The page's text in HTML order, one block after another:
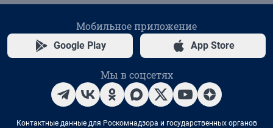
Мобильное приложение
Google Play App Store
Мы в соцсетях
Контактные данные для Роскомнадзора и государственных органов